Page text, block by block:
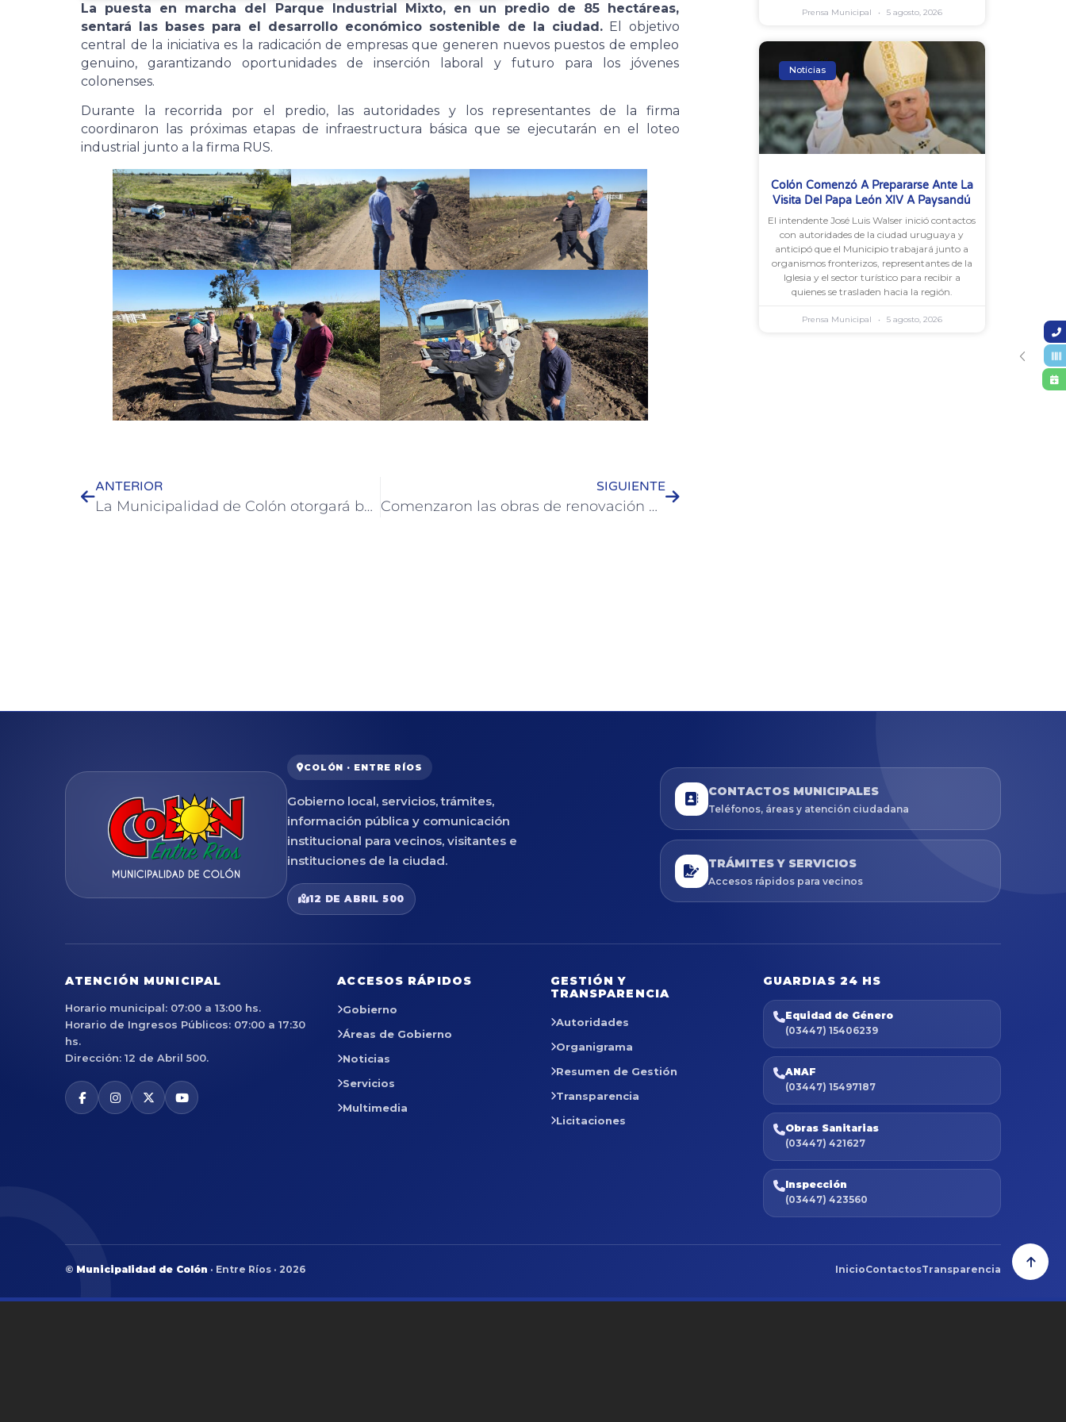
La puesta en marcha del Parque Industrial Mixto, en un predio de 85 hectáreas,
sentará las bases para el desarrollo económico sostenible de la ciudad. El objetivo
central de la iniciativa es la radicación de empresas que generen nuevos puestos de empleo
genuino, garantizando oportunidades de inserción laboral y futuro para los jóvenes
colonenses.
Durante la recorrida por el predio, las autoridades y los representantes de la firma
coordinaron las próximas etapas de infraestructura básica que se ejecutarán en el loteo
industrial junto a la firma RUS.
ANTERIOR
La Municipalidad de Colón otorgará becas completas para la Diplomatura Universitaria en Logística y Gestión Operativa
SIGUIENTE
Comenzaron las obras de renovación cloacal en calle 12 de Abril como paso previo al Centro Comercial a Cielo Abierto
Prensa Municipal 5 agosto, 2026
Noticias
Colón Comenzó A Prepararse Ante La
Visita Del Papa León XIV A Paysandú
El intendente José Luis Walser inició contactos
con autoridades de la ciudad uruguaya y
anticipó que el Municipio trabajará junto a
organismos fronterizos, representantes de la
Iglesia y el sector turístico para recibir a
quienes se trasladen hacia la región.
Prensa Municipal 5 agosto, 2026
COLÓN · ENTRE RÍOS
Gobierno local, servicios, trámites,
información pública y comunicación
institucional para vecinos, visitantes e
instituciones de la ciudad.
12 DE ABRIL 500
CONTACTOS MUNICIPALES
Teléfonos, áreas y atención ciudadana
TRÁMITES Y SERVICIOS
Accesos rápidos para vecinos
ATENCIÓN MUNICIPAL
Horario municipal: 07:00 a 13:00 hs.
Horario de Ingresos Públicos: 07:00 a 17:30
hs.
Dirección: 12 de Abril 500.
ACCESOS RÁPIDOS
Gobierno
Áreas de Gobierno
Noticias
Servicios
Multimedia
GESTIÓN Y
TRANSPARENCIA
Autoridades
Organigrama
Resumen de Gestión
Transparencia
Licitaciones
GUARDIAS 24 HS
Equidad de Género
(03447) 15406239
ANAF
(03447) 15497187
Obras Sanitarias
(03447) 421627
Inspección
(03447) 423560
© Municipalidad de Colón · Entre Ríos · 2026 InicioContactosTransparencia